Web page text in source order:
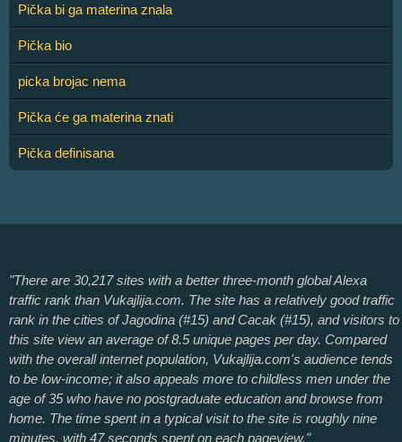
Pička bi ga materina znala
Pička bio
picka brojac nema
Pička će ga materina znati
Pička definisana
"There are 30,217 sites with a better three-month global Alexa
traffic rank than Vukajlija.com. The site has a relatively good traffic
rank in the cities of Jagodina (#15) and Cacak (#15), and visitors to
this site view an average of 8.5 unique pages per day. Compared
with the overall internet population, Vukajlija.com's audience tends
to be low-income; it also appeals more to childless men under the
age of 35 who have no postgraduate education and browse from
home. The time spent in a typical visit to the site is roughly nine
minutes, with 47 seconds spent on each pageview."